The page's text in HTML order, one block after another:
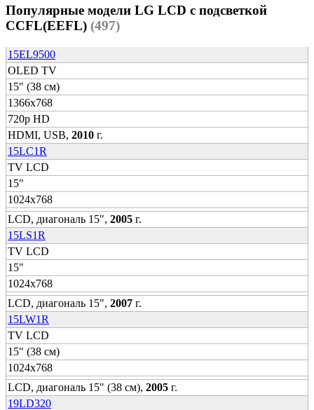
Популярные модели LG LCD с подсветкой
CCFL(EEFL) (497)
15EL9500
OLED TV
15" (38 см)
1366x768
720p HD
HDMI, USB, 2010 г.
15LC1R
TV LCD
15"
1024x768
LCD, диагональ 15", 2005 г.
15LS1R
TV LCD
15"
1024x768
LCD, диагональ 15", 2007 г.
15LW1R
TV LCD
15" (38 см)
1024x768
LCD, диагональ 15" (38 см), 2005 г.
19LD320